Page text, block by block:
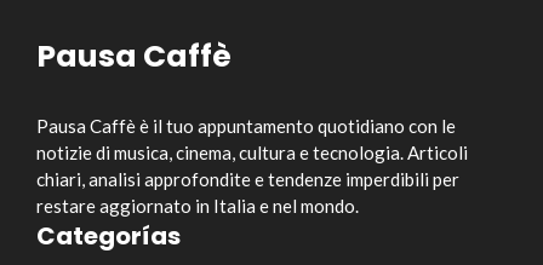
Pausa Caffè
Pausa Caffè è il tuo appuntamento quotidiano con le
notizie di musica, cinema, cultura e tecnologia. Articoli
chiari, analisi approfondite e tendenze imperdibili per
restare aggiornato in Italia e nel mondo.
Categorías